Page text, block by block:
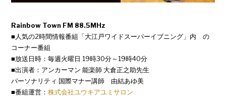
Rainbow Town FM 88.5MHz
■人気の2時間情報番組「大江戸ワイドスーパーイブニング」内 の
コーナー番組
■放送日時：毎週火曜日 19時30分～19時40分
■出演者：アンカーマン 能楽師 大倉正之助先生
パーソナリティ 国際マナー講師 由結あゆ美
■番組運営：株式会社ユウキアユミサロン